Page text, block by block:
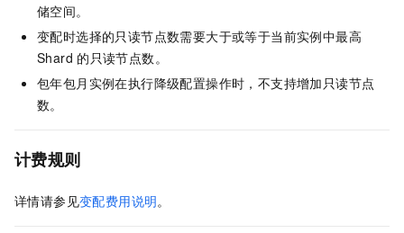
储空间。
变配时选择的只读节点数需要大于或等于当前实例中最高
Shard 的只读节点数。
包年包月实例在执行降级配置操作时，不支持增加只读节点
数。
计费规则
详情请参见变配费用说明。